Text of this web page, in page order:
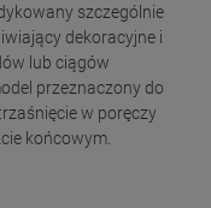
szczególnie
dekoracyjne i
lub ciągów
przeznaczony do
w poręczy
końcowym.